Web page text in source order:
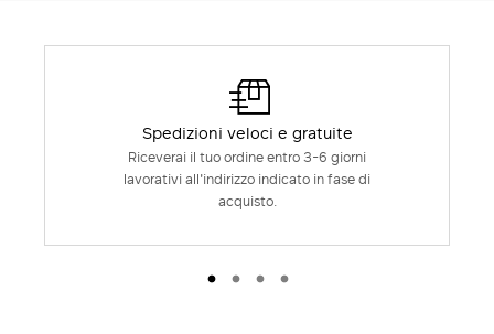
Spedizioni veloci e gratuite
Riceverai il tuo ordine entro 3-6 giorni
lavorativi all'indirizzo indicato in fase di
acquisto.